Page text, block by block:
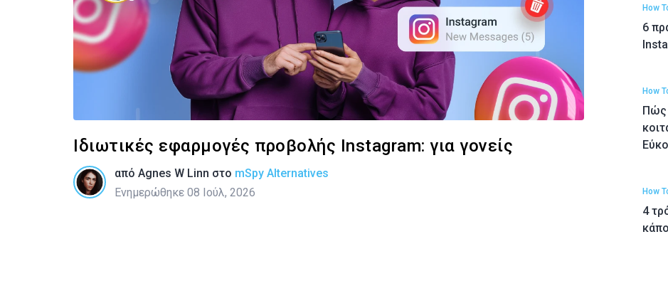
Ιδιωτικές εφαρμογές προβολής Instagram: για γονείς
από Agnes W Linn στο mSpy Alternatives
Ενημερώθηκε 08 Ιούλ, 2026
How
6
How
Πώς
How
4